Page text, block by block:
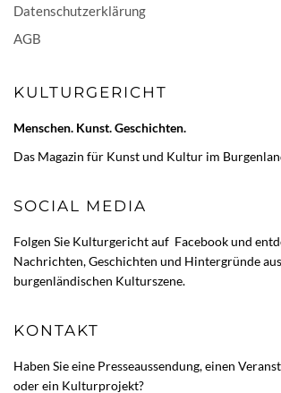
Datenschutzerklärung
AGB
KULTURGERICHT
Menschen. Kunst. Geschichten.
Das Magazin für Kunst und Kultur im
SOCIAL MEDIA
Folgen Sie Kulturgericht auf Facebookund
Nachrichten, Geschichten und Hintergründe
burgenländischen Kulturszene.
KONTAKT
Haben Sie eine Presseaussendung, einen
oder ein Kulturprojekt?